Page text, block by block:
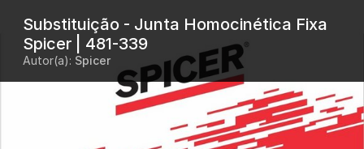
Substituição - Junta Homocinética Fixa
Spicer | 481-339
Autor(a): Spicer